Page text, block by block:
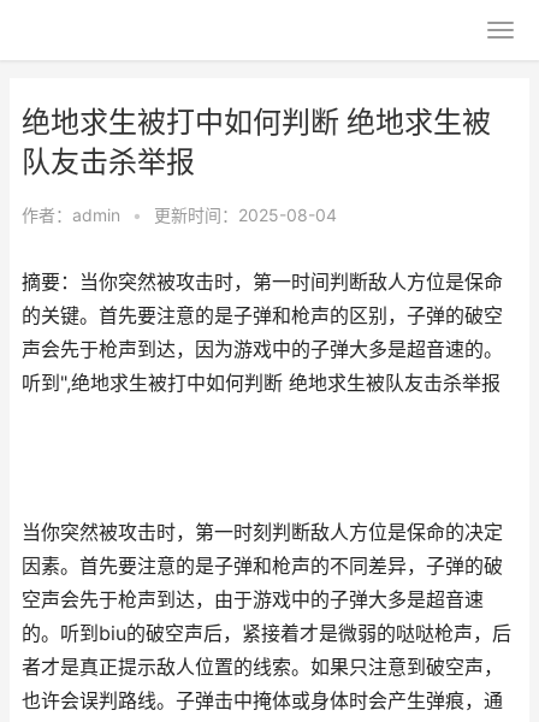
绝地求生被打中如何判断 绝地求生被
队友击杀举报
作者： admin • 更新时间：2025-08-04
摘要：当你突然被攻击时，第一时间判断敌人方位是保命
的关键。首先要注意的是子弹和枪声的区别，子弹的破空
声会先于枪声到达，因为游戏中的子弹大多是超音速的。
听到",绝地求生被打中如何判断 绝地求生被队友击杀举报
当你突然被攻击时，第一时刻判断敌人方位是保命的决定
因素。首先要注意的是子弹和枪声的不同差异，子弹的破
空声会先于枪声到达，由于游戏中的子弹大多是超音速
的。听到biu的破空声后，紧接着才是微弱的哒哒枪声，后
者才是真正提示敌人位置的线索。如果只注意到破空声，
也许会误判路线。子弹击中掩体或身体时会产生弹痕，通